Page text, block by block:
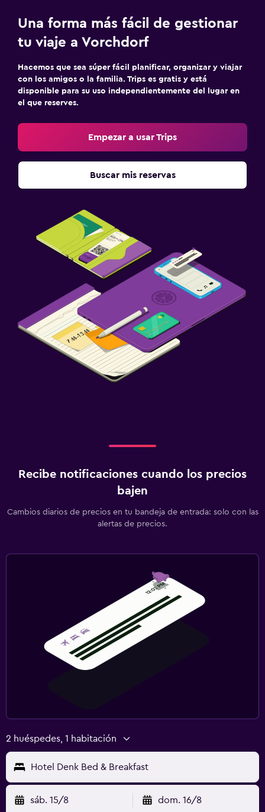
Una forma más fácil de gestionar
tu viaje a Vorchdorf
Hacemos que sea súper fácil planificar, organizar y viajar
con los amigos o la familia. Trips es gratis y está
disponible para su uso independientemente del lugar en
el que reserves.
Empezar a usar Trips
Buscar mis reservas
Recibe notificaciones cuando los precios
bajen
Cambios diarios de precios en tu bandeja de entrada: solo con las
alertas de precios.
2 huéspedes, 1 habitación
Hotel Denk Bed & Breakfast
sáb. 15/8 dom. 16/8